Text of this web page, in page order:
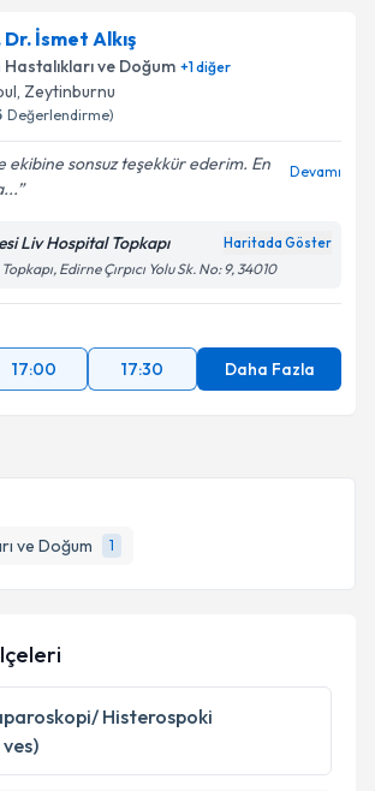
ve Doğum
1
İsmet Alkış
Hastalıkları ve Doğum +1diğer
, Zeytinburnu
Değerlendirme)
ekibine sonsuz teşekkür ederim. En
Devamı
Liv Hospital Topkapı Haritada Göster
Edirne Çırpıcı Yolu Sk. No: 9, 34010
17:00 17:30 Daha Fazla
Histerospoki